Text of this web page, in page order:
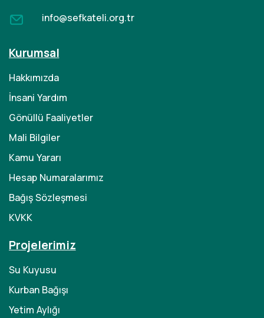
info@sefkateli.org.tr
Kurumsal
Hakkımızda
İnsani Yardım
Gönüllü Faaliyetler
Mali Bilgiler
Kamu Yararı
Hesap Numaralarımız
Bağış Sözleşmesi
KVKK
Projelerimiz
Su Kuyusu
Kurban Bağışı
Yetim Aylığı